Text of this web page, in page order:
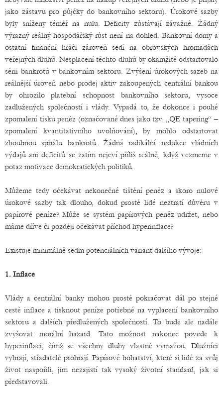
jako zástavu pro půjčky do bankovního sektoru). Úrokové sazby
byly sníženy téměř na nulu. Deficity zůstávají závažné. Žádný
výrazný reálný hospodářský růst není na dohled. Bankovní domy a
ostatní finanční hráči zároveň sedí na obrovských hromadách
veřejných dluhů. Nesplacení těchto dluhů by okamžitě odstartovalo
sérii bankrotů v bankovním sektoru. Zvýšení úrokových sazeb na
reálnější úroveň nebo prodej aktiv zakoupených centrální bankou
by ohrozilo platební schopnost bankovního sektoru, vysoce
zadlužených společností i vlády. Vypadá to, že dokonce i pouhé
zpomalení tisku peněz (označované dnes jako tzv. „QE tapering“ –
zpomalení kvantitativního uvolňování), by mohlo odstartovat
zhoubnou spirálu bankrotů. Žádná radikální redukce vládních
výdajů ani deficitů se zatím nejeví příliš reálně, když vezmeme v
potaz motivace demokratických politiků.
Můžeme tedy očekávat nekonečné tištění peněz a skoro nulové
úrokové sazby tak dlouho, dokud prostě lidé neztratí důvěru v
papírové peníze? Může se systém papírových peněz udržet, nebo
máme dříve či později očekávat příchod hyperinflace?
Existuje minimálně sedm potenciálních variant dalšího vývoje:
1. Inflace
Vlády a centrální banky mohou prostě pokračovat dál po stejné
cestě inflace a tisknout peníze potřebné na vyplacení bankovního
sektoru a dalších předlužených společností. To bude ale nadále
zvyšovat morální hazard. Tato možnost nakonec povede k
hyperinflaci, čímž se všechny dluhy vlastně vymažou. Dlužníci
vyhrají, střadatelé prohrají. Papírové bohatství, které si lidé za svůj
život naspořili, jim nezajistí tak vysoký životní standard, jak si
představovali.